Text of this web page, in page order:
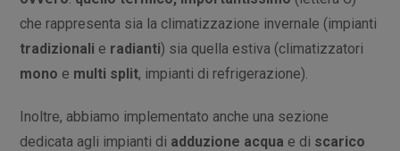
che rappresenta sia la climatizzazione invernale (impianti
tradizionali e radianti) sia quella estiva (climatizzatori
mono e multi split, impianti di refrigerazione).
Inoltre, abbiamo implementato anche una sezione
dedicata agli impianti di adduzione acqua e di scarico